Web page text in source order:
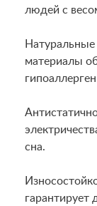
людей с
материалы
сна.
гарантирует